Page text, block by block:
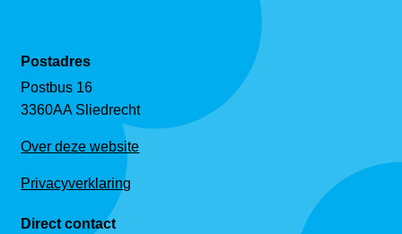
Postadres
Postbus 16
3360AA Sliedrecht
Over deze website
Privacyverklaring
Direct contact